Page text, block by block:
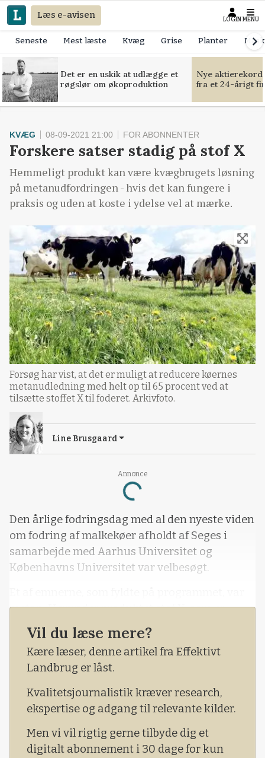
Læs e-avisen LOGIN MENU
Seneste Mest læste Kvæg Grise Planter
Det er en uskik at udlægge et
røgslør om økoproduktion
Nye
fra et 24-årigt
Annonce
Loading...
KVÆG 08-09-2021 21:00 FOR ABONNENTER
Forskere satser stadig på stof X
Hemmeligt produkt kan være kvægbrugets løsning
på metanudfordringen - hvis det kan fungere i
praksis og uden at koste i ydelse vel at mærke.
Forsøg har vist, at det er muligt at reducere køernes
metanudledning med helt op til 65 procent ved at
tilsætte stoffet X til foderet. Arkivfoto.
Line Brusgaard
Den årlige fodringsdag med al den nyeste viden
om fodring af malkekøer afholdt af Seges i
samarbejde med Aarhus Universitet og
Københavns Universitet var velbesøgt.
metan. Herunder produktet stof X, som er
blevet nævnt adskillige gange som en løsning,
landbruget vil kunne gøre brug af i forbindelse
med klimatiltag og reduktion af malkekøernes
metanudledning.
Vil du læse mere?
Kære læser, denne artikel fra Effektivt
Landbrug er låst.
Kvalitetsjournalistik kræver research,
ekspertise og adgang til relevante kilder.
Men vi vil rigtig gerne tilbyde dig et
digitalt abonnement i 30 dage for kun